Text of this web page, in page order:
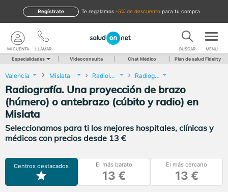
te regalamos -5% de descuento para tu compra
Regístrate
LLAMAR
MI CUENTA BUSCAR MENU
Especialidades Videoconsulta Chat Médico Plan de salud Fidelity
Valencia Mislata Radiología Radiografía. Una proyección de brazo (húmero) o antebrazo (cúbito y radio)
Radiografía. Una proyección de brazo
(húmero) o antebrazo (cúbito y radio) en
Mislata
Seleccionamos para ti los mejores hospitales, clínicas y
médicos con precios desde 13 €
Centros destacados El más barato
13 €
El más cercano
13 €